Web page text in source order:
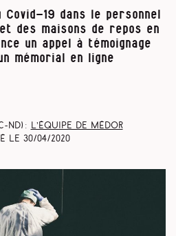
Covid-19 dans le personnel
des maisons de repos en
un appel à témoignage
mémorial en ligne
ND) :
L’équipe de Médor
le 30/04/2020